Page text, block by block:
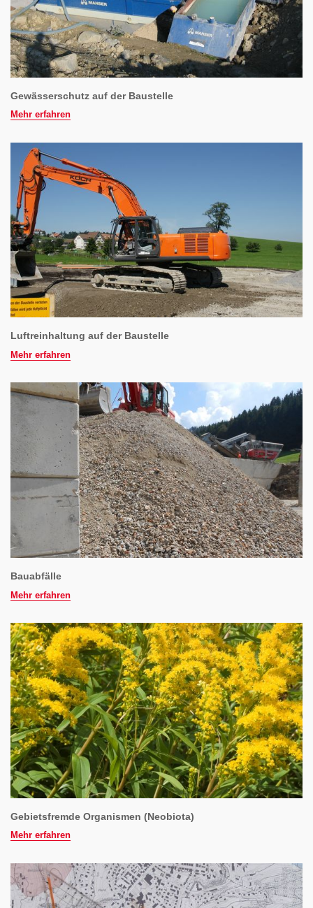
Gewässerschutz auf der Baustelle
Mehr erfahren
Luftreinhaltung auf der Baustelle
Mehr erfahren
Bauabfälle
Mehr erfahren
Gebietsfremde Organismen (Neobiota)
Mehr erfahren